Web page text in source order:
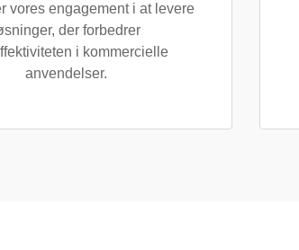
vores engagement i at levere
der forbedrer
i kommercielle
anvendelser.